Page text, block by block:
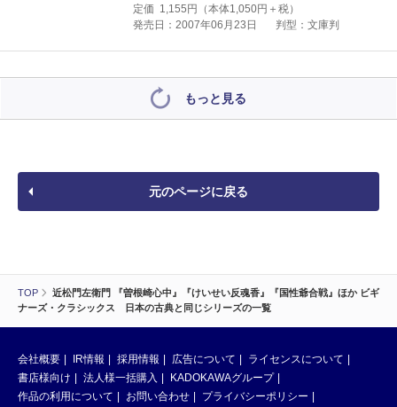
TOP
近松門左衛門 『曽根崎心中』『けいせい反魂香』『国性爺合戦』ほか ビギ
ナーズ・クラシックス 日本の古典と同じシリーズの一覧
定価 1,155 円（本体1,050円＋税）
発売日：2007年06月23日
判型：文庫判
もっと見る
元のページに戻る
会社概要 IR情報 採用情報 広告について
ライセンスについて
書店様向け
法人様一括購入
KADOKAWAグループ
作品の利用について
お問い合わせ プライバシーポリシー